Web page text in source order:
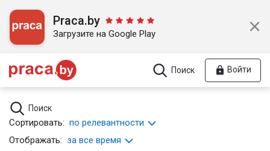
Praca.by
Загрузите на Google Play
Поиск Войти
Поиск
Сортировать: по релевантности
Отображать: за все время